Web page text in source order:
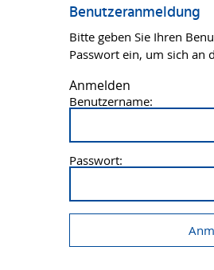
Benutzeranmeldung
Bitte geben Sie Ihren
Passwort ein, um sich an
Anmelden
Benutzername:
Passwort: